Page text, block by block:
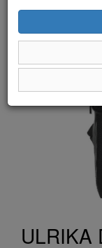
ULRIKA